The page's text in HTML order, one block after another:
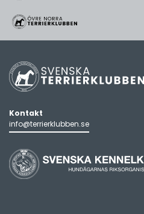
Kontakt
info@terrierklubben.se